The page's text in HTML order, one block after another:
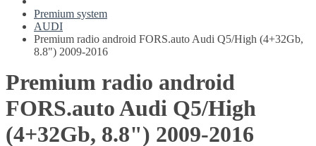
Premium system
AUDI
Premium radio android FORS.auto Audi Q5/High (4+32Gb,
8.8") 2009-2016
Premium radio android
FORS.auto Audi Q5/High
(4+32Gb, 8.8") 2009-2016